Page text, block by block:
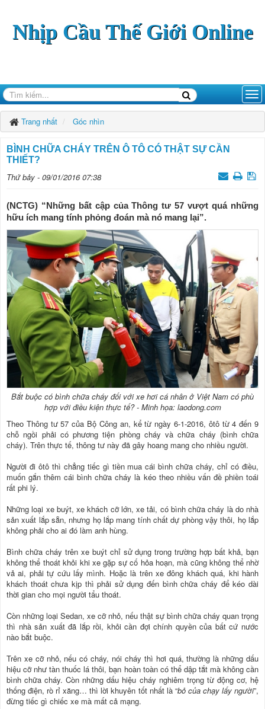
Nhịp Cầu Thế Giới Online
Trang nhất Góc nhìn
BÌNH CHỮA CHÁY TRÊN Ô TÔ CÓ THẬT SỰ CẦN
THIẾT?
Thứ bảy - 09/01/2016 07:38
(NCTG) “Những bất cập của Thông tư 57 vượt quá những
hữu ích mang tính phỏng đoán mà nó mang lại”.
Bắt buộc có bình chữa cháy đối với xe hơi cá nhân ở Việt Nam có phù
hợp với điều kiện thực tế? - Minh họa: laodong.com
Theo Thông tư 57 của Bộ Công an, kể từ ngày 6-1-2016, ôtô từ 4 đến 9
chỗ ngồi phải có phương tiện phòng cháy và chữa cháy (bình chữa
cháy). Trên thực tế, thông tư này đã gây hoang mang cho nhiều người.
Người đi ôtô thì chẳng tiếc gì tiền mua cái bình chữa cháy, chỉ có điều,
muốn gắn thêm cái bình chữa cháy là kéo theo nhiều vấn đề phiền toái
rất phi lý.
Những loại xe buýt, xe khách cỡ lớn, xe tải, có bình chữa cháy là do nhà
sản xuất lắp sẵn, nhưng họ lắp mang tính chất dự phòng vậy thôi, họ lắp
không phải cho ai đó làm anh hùng.
Bình chữa cháy trên xe buýt chỉ sử dụng trong trường hợp bất khả, bạn
không thể thoát khỏi khi xe gặp sự cố hỏa hoạn, mà cũng không thể nhờ
vả ai, phải tự cứu lấy mình. Hoặc là trên xe đông khách quá, khi hành
khách thoát chưa kịp thì phải sử dụng đến bình chữa cháy để kéo dài
thời gian cho mọi người tẩu thoát.
Còn những loại Sedan, xe cỡ nhỏ, nếu thật sự bình chữa cháy quan trọng
thì nhà sản xuất đã lắp rồi, khỏi cần đợi chính quyền của bất cứ nước
nào bắt buộc.
Trên xe cỡ nhỏ, nếu có cháy, nói cháy thì hơi quá, thường là những dấu
hiệu cỡ như tàn thuốc lá thôi, bạn hoàn toàn có thể dập tắt mà không cần
bình chữa cháy. Còn những dấu hiệu cháy nghiêm trọng từ động cơ, hệ
thống điện, rò rỉ xăng… thì lời khuyên tốt nhất là “bỏ của chạy lấy người”,
đừng tiếc gì chiếc xe mà mất cả mạng.